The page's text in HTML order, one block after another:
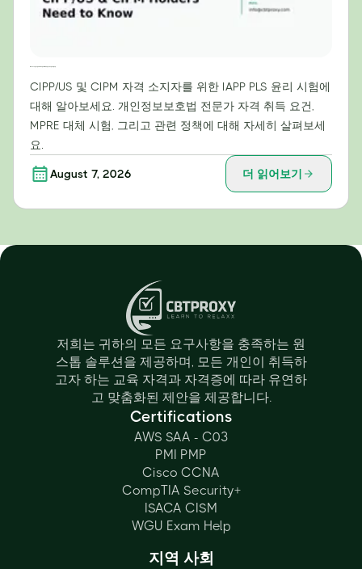
CIPP/US 및 CIPM 자격 소지자를 위한 IAPP PLS 윤리 시험에
대해 알아보세요. 개인정보보호법 전문가 자격 취득 요건,
MPRE 대체 시험, 그리고 관련 정책에 대해 자세히 살펴보세
요.
August 7, 2026 더 읽어보기
저희는 귀하의 모든 요구사항을 충족하는 원
스톱 솔루션을 제공하며, 모든 개인이 취득하
고자 하는 교육 자격과 자격증에 따라 유연하
고 맞춤화된 제안을 제공합니다.
Certifications
AWS SAA - C03
PMI PMP
Cisco CCNA
CompTIA Security+
ISACA CISM
WGU Exam Help
지역 사회